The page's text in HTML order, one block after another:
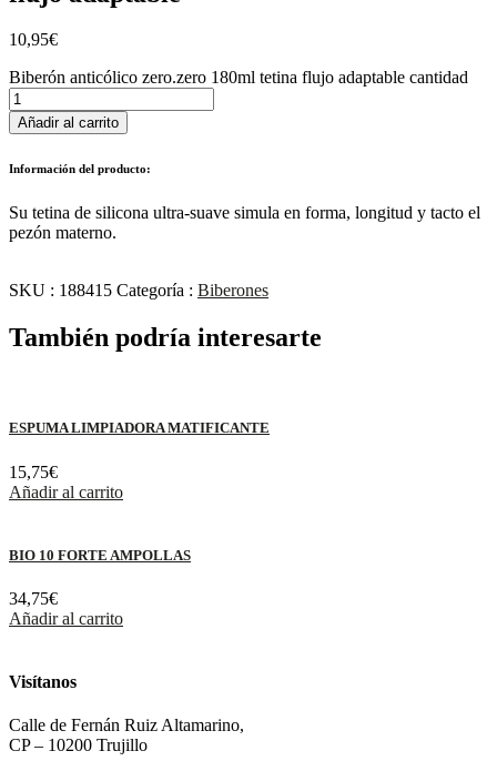
10,95€
Biberón anticólico zero.zero 180ml tetina flujo adaptable cantidad
Añadir al carrito
Información del producto:
Su tetina de silicona ultra-suave simula en forma, longitud y tacto el
pezón materno.
SKU : 188415 Categoría : Biberones
También podría interesarte
ESPUMA LIMPIADORA MATIFICANTE
15,75€
Añadir al carrito
BIO 10 FORTE AMPOLLAS
34,75€
Añadir al carrito
Visítanos
Calle de Fernán Ruiz Altamarino,
CP – 10200 Trujillo